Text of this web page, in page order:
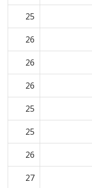
25
26
26
26
25
25
26
27